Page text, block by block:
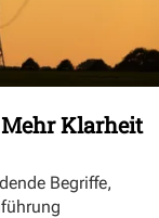
Mehr Klarheit
Begriffe,